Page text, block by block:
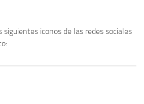
siguientes iconos de las redes sociales